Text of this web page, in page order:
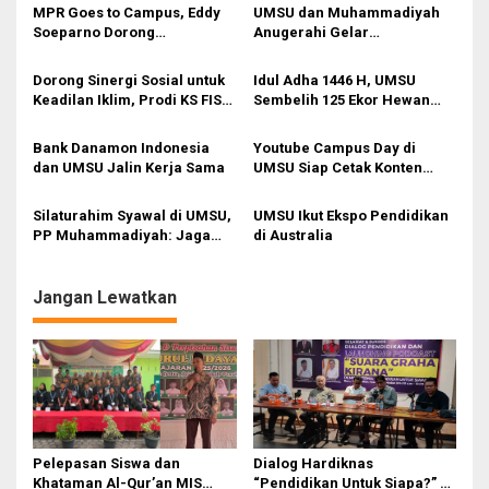
s
p
o
s
MPR Goes to Campus, Eddy
Soeparno Dorong
Kembangkan Inovasi Energi
Terbarukan
UMSU dan Muhammadiyah
Anugerahi Gelar
Muda Perlis
Dorong Sinergi Sosial untuk
Keadilan Iklim, Prodi KS FISIP
Penandatanganan MoA
Idul Adha 1446 H, UMSU
Sembelih 125 Ekor Hewan
Bank Danamon Indonesia
dan UMSU Jalin Kerja Sama
Youtube Campus Day di
UMSU Siap Cetak Konten
Silaturahim Syawal di UMSU,
PP Muhammadiyah: Jaga
UMSU Ikut Ekspo Pendidikan
di Australia
Jangan Lewatkan
Pelepasan Siswa dan
Khataman Al-Qur’an MIS
Dialog Hardiknas
“Pendidikan Untuk Siapa?” di